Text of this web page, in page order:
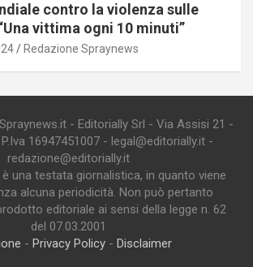
contro la violenza sulle
vittima ogni 10 minuti”
Redazione Spraynews
- Editorially Srl - Via Assisi 21 -
16947451007 - legal@editorially.it -
redazione@editorially.it
una testata giornalistica, in quanto viene
alcuna periodicità. Non può pertanto
editoriale ai sensi della legge n. 62
del 07.03.2001
- Privacy Policy- Disclaimer